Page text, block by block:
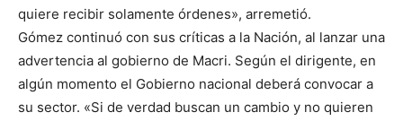
quiere recibir solamente órdenes», arremetió.
Gómez continuó con sus críticas a la Nación, al lanzar una
advertencia al gobierno de Macri. Según el dirigente, en
algún momento el Gobierno nacional deberá convocar a
su sector. «Si de verdad buscan un cambio y no quieren